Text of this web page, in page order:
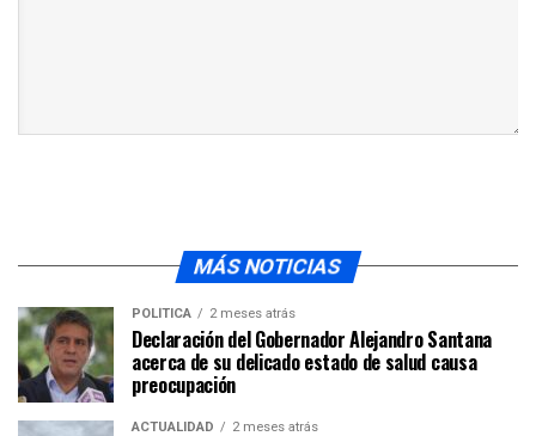
MÁS NOTICIAS
POLÍTICA 2 meses atrás
Declaración del Gobernador Alejandro Santana
acerca de su delicado estado de salud causa
preocupación
ACTUALIDAD 2 meses atrás